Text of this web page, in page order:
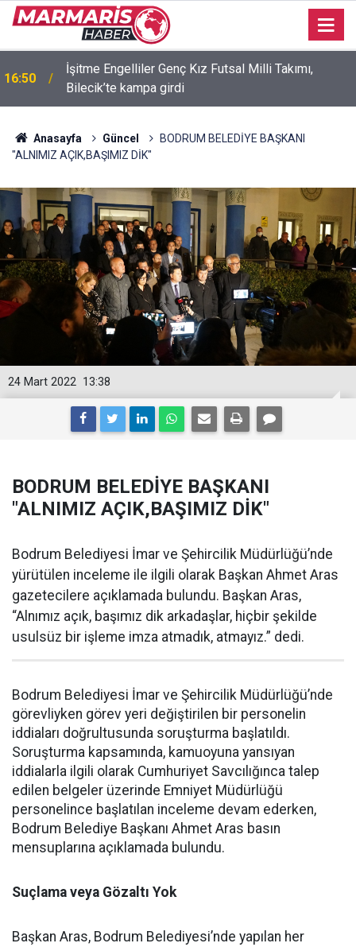
16:50
İşitme Engelliler Genç Kız Futsal Milli Takımı,
Bilecik’te kampa girdi
Anasayfa Güncel
BODRUM BELEDİYE BAŞKANI
"ALNIMIZ AÇIK,BAŞIMIZ DİK"
13:38
24 Mart 2022
BODRUM BELEDİYE BAŞKANI
"ALNIMIZ AÇIK,BAŞIMIZ DİK"
Bodrum Belediyesi İmar ve Şehircilik Müdürlüğü’nde
yürütülen inceleme ile ilgili olarak Başkan Ahmet Aras
gazetecilere açıklamada bulundu. Başkan Aras,
“Alnımız açık, başımız dik arkadaşlar, hiçbir şekilde
usulsüz bir işleme imza atmadık, atmayız.” dedi.
Bodrum Belediyesi İmar ve Şehircilik Müdürlüğü’nde
görevliyken görev yeri değiştirilen bir personelin
iddiaları doğrultusunda soruşturma başlatıldı.
Soruşturma kapsamında, kamuoyuna yansıyan
iddialarla ilgili olarak Cumhuriyet Savcılığınca talep
edilen belgeler üzerinde Emniyet Müdürlüğü
personelince başlatılan inceleme devam ederken,
Bodrum Belediye Başkanı Ahmet Aras basın
mensuplarına açıklamada bulundu.
Suçlama veya Gözaltı Yok
Başkan Aras, Bodrum Belediyesi’nde yapılan her